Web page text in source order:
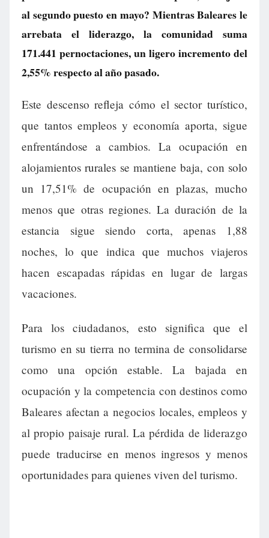
al segundo puesto en mayo? Mientras Baleares le
arrebata el liderazgo, la comunidad suma
171.441 pernoctaciones, un ligero incremento del
2,55% respecto al año pasado.
Este descenso refleja cómo el sector turístico,
que tantos empleos y economía aporta, sigue
enfrentándose a cambios. La ocupación en
alojamientos rurales se mantiene baja, con solo
un 17,51% de ocupación en plazas, mucho
menos que otras regiones. La duración de la
estancia sigue siendo corta, apenas 1,88
noches, lo que indica que muchos viajeros
hacen escapadas rápidas en lugar de largas
vacaciones.
Para los ciudadanos, esto significa que el
turismo en su tierra no termina de consolidarse
como una opción estable. La bajada en
ocupación y la competencia con destinos como
Baleares afectan a negocios locales, empleos y
al propio paisaje rural. La pérdida de liderazgo
puede traducirse en menos ingresos y menos
oportunidades para quienes viven del turismo.